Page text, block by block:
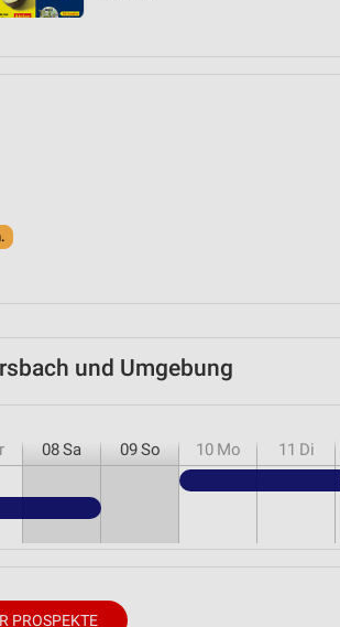
und Umgebung
08Sa 09So 10 Mo 11 Di
PROSPEKTE